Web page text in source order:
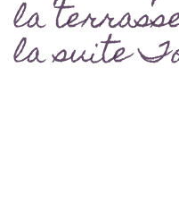
la
la suite